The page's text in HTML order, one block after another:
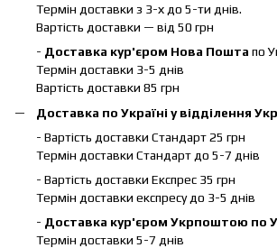
Термін доставки з 3-х до 5-ти днів.
Вартість доставки — від 50 грн
- Доставка кур'єром Нова Пошта по
Термін доставки 3-5 днів
Вартість доставки 85 грн
Доставка по Україні у відділення
- Вартість доставки Стандарт 25 грн
Термін доставки Стандарт до 5-7 днів
- Вартість доставки Експрес 35 грн
Термін доставки експресу до 3-5 днів
- Доставка кур'єром Укрпоштою по
Термін доставки 5-7 днів